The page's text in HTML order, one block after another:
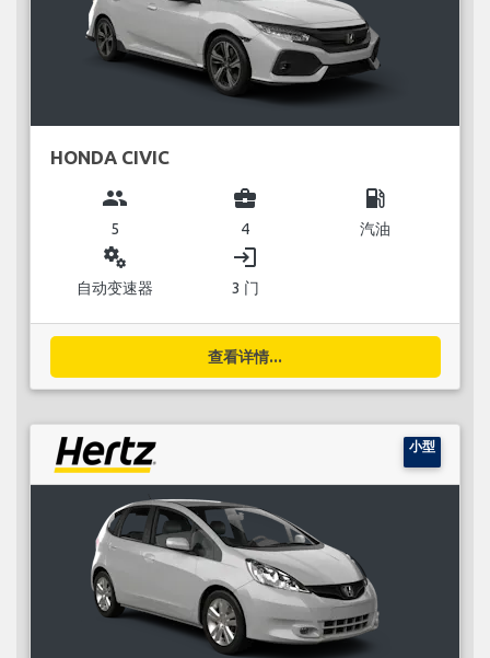
HONDA CIVIC
group
5
business_center
4
local_gas_station
汽油
miscellaneous_services
自动变速器
login
3 门
查看详情...
小型